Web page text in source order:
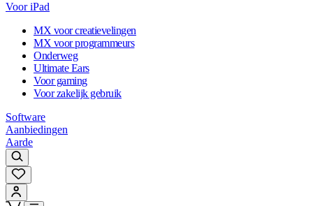
Voor iPad
MX voor creatievelingen
MX voor programmeurs
Onderweg
Ultimate Ears
Voor gaming
Voor zakelijk gebruik
Software
Aanbiedingen
Aarde